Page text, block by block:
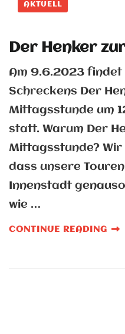
AKTUELL
Der Henker
Am 9.6.2023 findet
Schreckens Der
Mittagsstunde um
statt. Warum Der
Mittagsstunde?
dass unsere
Innenstadt
wie …
CONTINUE READING